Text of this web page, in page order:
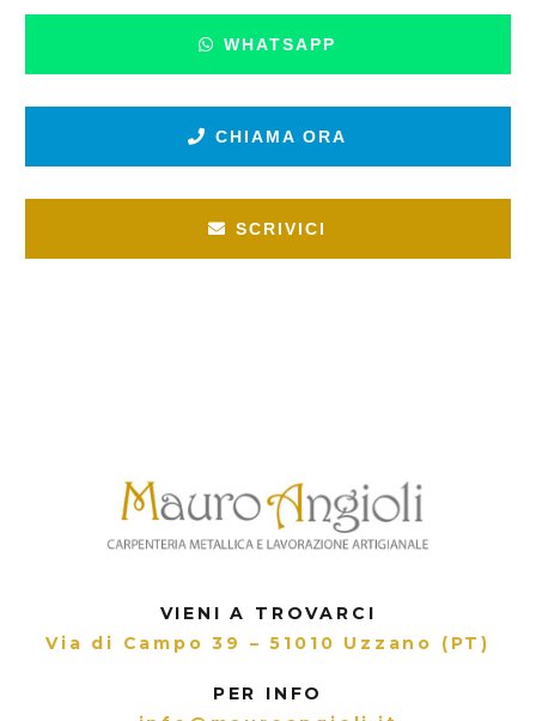
WHATSAPP
CHIAMA ORA
SCRIVICI
VIENI A TROVARCI
Via di Campo 39 – 51010 Uzzano (PT)
PER INFO